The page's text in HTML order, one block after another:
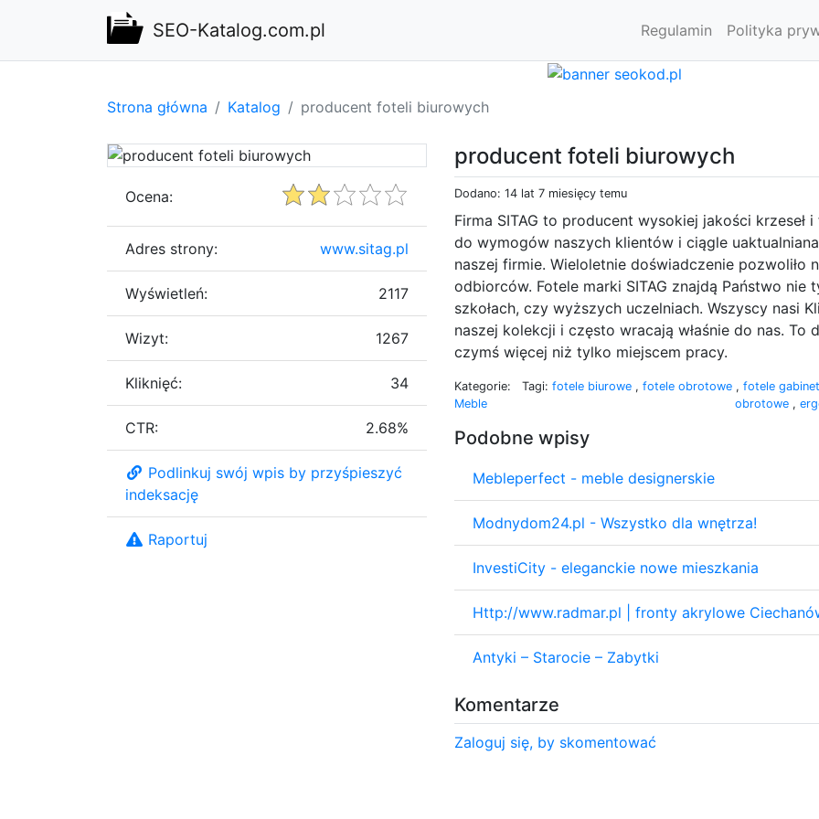
SEO-Katalog.com.pl Regulamin Polityka
Strona główna Katalog producent foteli biurowych
producent foteli biurowych
Dodano: 14 lat 7 miesięcy temu
Firma SITAG to producent wysokiej jakości
do wymogów naszych klientów i ciągle
naszej firmie. Wieloletnie doświadczenie pozwoliło
odbiorców. Fotele marki SITAG znajdą Państwo
szkołach, czy wyższych uczelniach. Wszyscy nasi
naszej kolekcji i często wracają właśnie do nas. To
czymś więcej niż tylko miejscem pracy.
Kategorie:
Meble
Tagi: fotele biurowe , fotele obrotowe , fotele
obrotowe ,
Podobne wpisy
Mebleperfect - meble designerskie
Modnydom24.pl - Wszystko dla wnętrza!
InvestiCity - eleganckie nowe mieszkania
Http://www.radmar.pl | fronty akrylowe
Antyki – Starocie – Zabytki
Komentarze
Zaloguj się, by skomentować
Ocena:
Adres strony: www.sitag.pl
Wyświetleń: 2117
Wizyt: 1267
Kliknięć: 34
CTR: 2.68%
Podlinkuj swój wpis by przyśpieszyć
indeksację
Raportuj